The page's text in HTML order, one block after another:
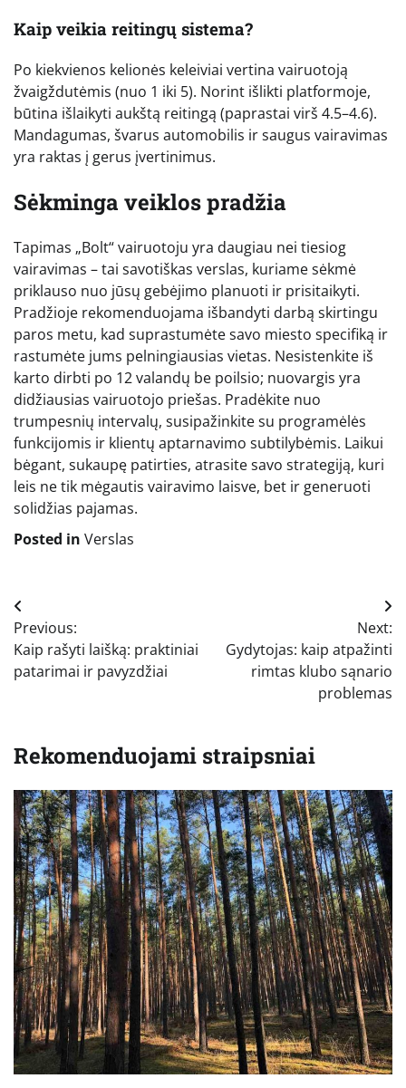
Kaip veikia reitingų sistema?
Po kiekvienos kelionės keleiviai vertina vairuotoją
žvaigždutėmis (nuo 1 iki 5). Norint išlikti platformoje,
būtina išlaikyti aukštą reitingą (paprastai virš 4.5–4.6).
Mandagumas, švarus automobilis ir saugus vairavimas
yra raktas į gerus įvertinimus.
Sėkminga veiklos pradžia
Tapimas „Bolt“ vairuotoju yra daugiau nei tiesiog
vairavimas – tai savotiškas verslas, kuriame sėkmė
priklauso nuo jūsų gebėjimo planuoti ir prisitaikyti.
Pradžioje rekomenduojama išbandyti darbą skirtingu
paros metu, kad suprastumėte savo miesto specifiką ir
rastumėte jums pelningiausias vietas. Nesistenkite iš
karto dirbti po 12 valandų be poilsio; nuovargis yra
didžiausias vairuotojo priešas. Pradėkite nuo
trumpesnių intervalų, susipažinkite su programėlės
funkcijomis ir klientų aptarnavimo subtilybėmis. Laikui
bėgant, sukaupę patirties, atrasite savo strategiją, kuri
leis ne tik mėgautis vairavimo laisve, bet ir generuoti
solidžias pajamas.
Posted in Verslas
Navigacija
tarp
įrašų
Previous:
Kaip rašyti laišką: praktiniai
patarimai ir pavyzdžiai
Next:
Gydytojas: kaip atpažinti
rimtas klubo sąnario
problemas
Rekomenduojami straipsniai